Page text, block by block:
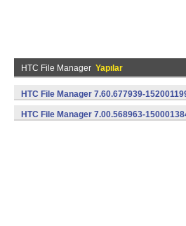
HTC File Manager Yapılar
HTC File Manager 7.60.677939-
HTC File Manager 7.00.568963-